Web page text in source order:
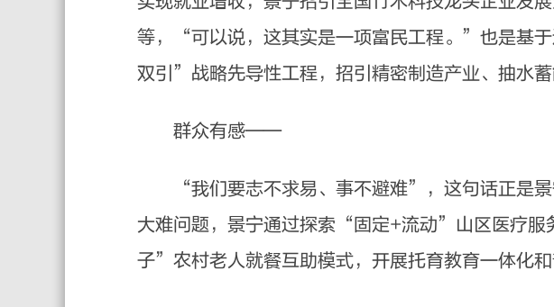
等，“可以说，这其实是一项富民工程。”也是基
双引”战略先导性工程，招引精密制造产业、抽水
群众有感——
“我们要志不求易、事不避难”，这句话正是景
大难问题，景宁通过探索“固定+流动”山区医疗
子”农村老人就餐互助模式，开展托育教育一体化